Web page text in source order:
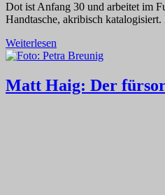
Dot ist Anfang 30 und arbeitet im
Handtasche, akribisch
Weiterlesen
Matt Haig: Der